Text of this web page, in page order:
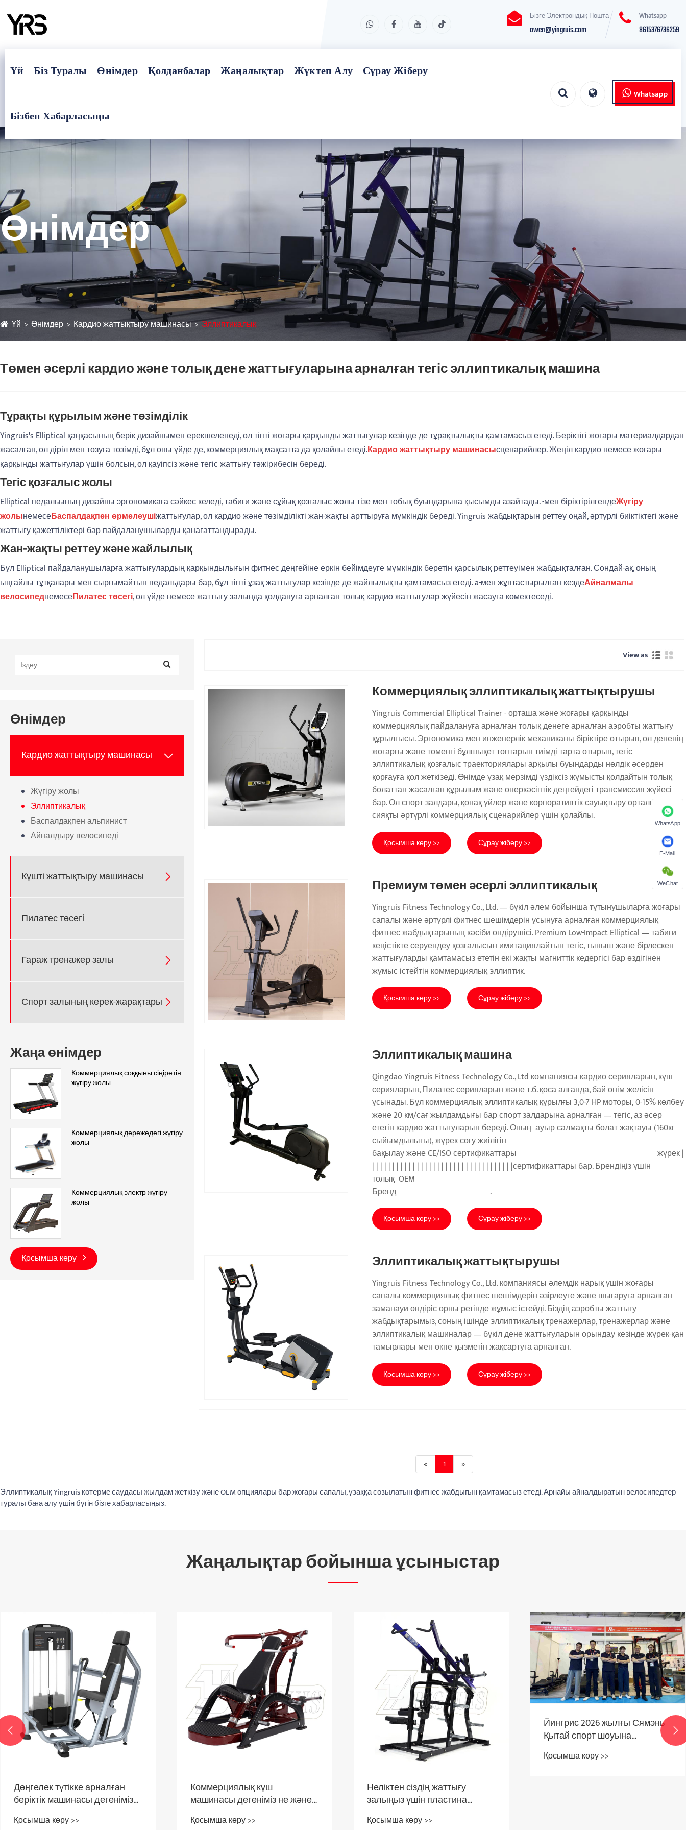
Бізге Электрондық Пошта
owen@yingruis.com
Whatsapp
8615376736259
Үй Біз Туралы Өнімдер Қолданбалар Жаңалықтар Жүктеп Алу Сұрау Жіберу
Бізбен Хабарласыңы
Whatsapp
Өнімдер
Үй Өнімдер Кардио жаттықтыру машинасы Эллиптикалық
Төмен әсерлі кардио және толық дене жаттығуларына арналған тегіс эллиптикалық машина
Тұрақты құрылым және төзімділік
Yingruis's Elliptical қаңқасының берік дизайнымен ерекшеленеді, ол тіпті жоғары қарқынды жаттығулар кезінде де тұрақтылықты қамтамасыз етеді. Беріктігі жоғары материалдардан
жасалған, ол діріл мен тозуға төзімді, бұл оны үйде де, коммерциялық мақсатта да қолайлы етеді.Кардио жаттықтыру машинасысценарийлер. Жеңіл кардио немесе жоғары
қарқынды жаттығулар үшін болсын, ол қауіпсіз және тегіс жаттығу тәжірибесін береді.
Тегіс қозғалыс жолы
Elliptical педальының дизайны эргономикаға сәйкес келеді, табиғи және сұйық қозғалыс жолы тізе мен тобық буындарына қысымды азайтады. -мен біріктірілгендеЖүгіру
жолынемесеБаспалдақпен өрмелеушіжаттығулар, ол кардио және төзімділікті жан-жақты арттыруға мүмкіндік береді. Yingruis жабдықтарын реттеу оңай, әртүрлі биіктіктегі және
жаттығу қажеттіліктері бар пайдаланушыларды қанағаттандырады.
Жан-жақты реттеу және жайлылық
Бұл Elliptical пайдаланушыларға жаттығулардың қарқындылығын фитнес деңгейіне еркін бейімдеуге мүмкіндік беретін қарсылық реттеуімен жабдықталған. Сондай-ақ, оның
ыңғайлы тұтқалары мен сырғымайтын педальдары бар, бұл тіпті ұзақ жаттығулар кезінде де жайлылықты қамтамасыз етеді. a-мен жұптастырылған кездеАйналмалы
велосипеднемесеПилатес төсегі, ол үйде немесе жаттығу залында қолдануға арналған толық кардио жаттығулар жүйесін жасауға көмектеседі.
Өнімдер
Кардио жаттықтыру машинасы 
Жүгіру жолы
Эллиптикалық
Баспалдақпен альпинист
Айналдыру велосипеді
Күшті жаттықтыру машинасы 
Пилатес төсегі
Гараж тренажер залы 
Спорт залының керек-жарақтары 
Жаңа өнімдер
Коммерциялық соққыны сіңіретін
жүгіру жолы
Коммерциялық дәрежедегі жүгіру
жолы
Коммерциялық электр жүгіру
жолы
Қосымша көру
View as
Коммерциялық эллиптикалық жаттықтырушы
Yingruis Commercial Elliptical Trainer - орташа және жоғары қарқынды
коммерциялық пайдалануға арналған толық денеге арналған аэробты жаттығу
құрылғысы. Эргономика мен инженерлік механиканы біріктіре отырып, ол дененің
жоғарғы және төменгі бұлшықет топтарын тиімді тарта отырып, тегіс
эллиптикалық қозғалыс траекториялары арқылы буындарды нөлдік әсерден
қорғауға қол жеткізеді. Өнімде ұзақ мерзімді үздіксіз жұмысты қолдайтын толық
болаттан жасалған құрылым және өнеркәсіптік деңгейдегі трансмиссия жүйесі
бар. Ол спорт залдары, қонақ үйлер және корпоративтік сауықтыру орталықтары
сияқты әртүрлі коммерциялық сценарийлер үшін қолайлы.
Қосымша көру >> Сұрау жіберу >>
Премиум төмен әсерлі эллиптикалық
Yingruis Fitness Technology Co., Ltd. — бүкіл әлем бойынша тұтынушыларға жоғары
сапалы және әртүрлі фитнес шешімдерін ұсынуға арналған коммерциялық
фитнес жабдықтарының кәсіби өндірушісі. Premium Low-Impact Elliptical — табиғи
кеңістікте серуендеу қозғалысын имитациялайтын тегіс, тыныш және бірлескен
жаттығуларды қамтамасыз ететін екі жақты магниттік кедергісі бар өздігінен
жұмыс істейтін коммерциялық эллиптик.
Қосымша көру >> Сұрау жіберу >>
Эллиптикалық машина
Qingdao Yingruis Fitness Technology Co., Ltd компаниясы кардио серияларын, күш
серияларын, Пилатес серияларын және т.б. қоса алғанда, бай өнім желісін
ұсынады. Бұл коммерциялық эллиптикалық құрылғы 3,0-7 HP моторы, 0-15% көлбеу
және 20 км/сағ жылдамдығы бар спорт залдарына арналған — тегіс, аз әсер
ететін кардио жаттығуларын береді. Оның ауыр салмақты болат жақтауы (160кг
сыйымдылығы), жүрек соғу жиілігін
бақылау және CE/ISO сертификаттары жүрек |
| | | | | | | | | | | | | | | | | | | | | | | | | | | | | | | | | | |сертификаттары бар. Брендіңіз үшін
толық OEM
Бренд .
Қосымша көру >> Сұрау жіберу >>
Эллиптикалық жаттықтырушы
Yingruis Fitness Technology Co., Ltd. компаниясы әлемдік нарық үшін жоғары
сапалы коммерциялық фитнес шешімдерін әзірлеуге және шығаруға арналған
заманауи өндіріс орны ретінде жұмыс істейді. Біздің аэробты жаттығу
жабдықтарымыз, соның ішінде эллиптикалық тренажерлар, тренажерлар және
эллиптикалық машиналар — бүкіл дене жаттығуларын орындау кезінде жүрек-қан
тамырлары мен өкпе қызметін жақсартуға арналған.
Қосымша көру >> Сұрау жіберу >>
« 1 »
Эллиптикалық Yingruis көтерме саудасы жылдам жеткізу және OEM опциялары бар жоғары сапалы, ұзаққа созылатын фитнес жабдығын қамтамасыз етеді. Арнайы айналдыратын велосипедтер
туралы баға алу үшін бүгін бізге хабарласыңыз.
Жаңалықтар бойынша ұсыныстар
Дөңгелек түтікке арналған
беріктік машинасы дегеніміз
не және ол заманауи фитнес
жабдығы үшін неліктен
Қосымша көру >>
Коммерциялық күш
машинасы дегеніміз не және
ол заманауи спорт залдары
үшін неліктен маңызды?
Қосымша көру >>
Неліктен сіздің жаттығу
залыңыз үшін пластина
жүктелген күш машинасын
таңдау керек?
Қосымша көру >>
Йингрис 2026 жылғы Сямэнь
Қытай спорт шоуына
қатысуын сәтті аяқтады.
Қосымша көру >>
 
WhatsApp
E-Mail
WeChat